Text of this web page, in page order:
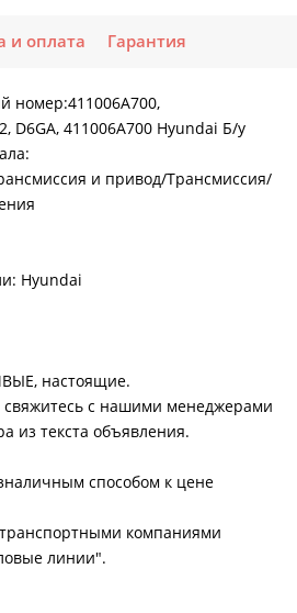
и оплата Гарантия
номер:411006A700,
D6GA, 411006A700 Hyundai Б/у
и привод/Трансмиссия/
Hyundai
настоящие.
свяжитесь с нашими менеджерами
из текста объявления.
способом к цене
компаниями
линии".